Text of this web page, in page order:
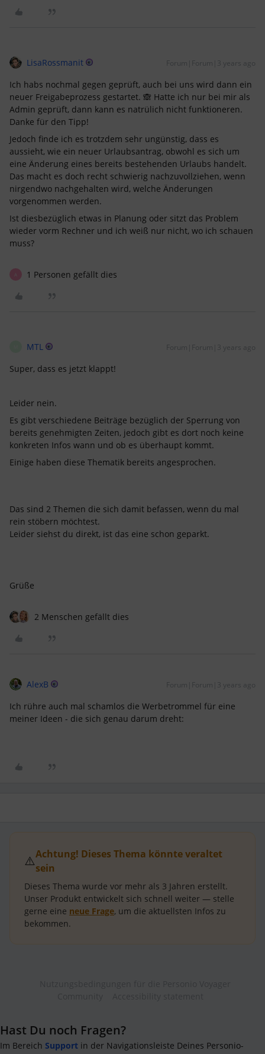
LisaRossmanit Forum|Forum|3 years ago
Ich habs nochmal gegen geprüft, auch bei uns wird dann ein
neuer Freigabeprozess gestartet. 🙈 Hatte ich nur bei mir als
Admin geprüft, dann kann es natrülich nicht funktioneren.
Danke für den Tipp!
Jedoch finde ich es trotzdem sehr ungünstig, dass es
aussieht, wie ein neuer Urlaubsantrag, obwohl es sich um
eine Änderung eines bereits bestehenden Urlaubs handelt.
Das macht es doch recht schwierig nachzuvollziehen, wenn
nirgendwo nachgehalten wird, welche Änderungen
vorgenommen werden.
Ist diesbezüglich etwas in Planung oder sitzt das Problem
wieder vorm Rechner und ich weiß nur nicht, wo ich schauen
muss?
A 1 Personen gefällt dies
MTL Forum|Forum|3 years ago
Super, dass es jetzt klappt!
Leider nein.
Es gibt verschiedene Beiträge bezüglich der Sperrung von
bereits genehmigten Zeiten, jedoch gibt es dort noch keine
konkreten Infos wann und ob es überhaupt kommt.
Einige haben diese Thematik bereits angesprochen.
Das sind 2 Themen die sich damit befassen, wenn du mal
rein stöbern möchtest.
Leider siehst du direkt, ist das eine schon geparkt.
Grüße
2 Menschen gefällt dies
AlexB Forum|Forum|3 years ago
Ich rühre auch mal schamlos die Werbetrommel für eine
meiner Ideen - die sich genau darum dreht:
⚠️Achtung! Dieses Thema könnte veraltet
sein
Dieses Thema wurde vor mehr als 3 Jahren erstellt.
Unser Produkt entwickelt sich schnell weiter — stelle
gerne eine neue Frage, um die aktuellsten Infos zu
bekommen.
Hast Du noch Fragen?
Im Bereich Support in der Navigationsleiste Deines Personio-